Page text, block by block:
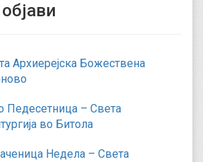
Архиерејска Божествена
Педесетница – Света
во Битола
Недела – Света